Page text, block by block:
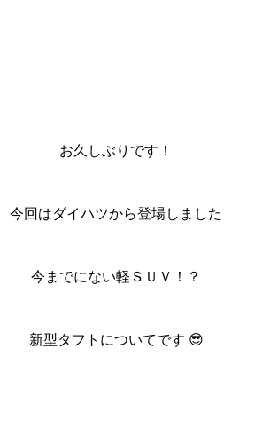
お久しぶりです！
今回はダイハツから登場しました
今までにない軽ＳＵＶ！？
新型タフトについてです 😎